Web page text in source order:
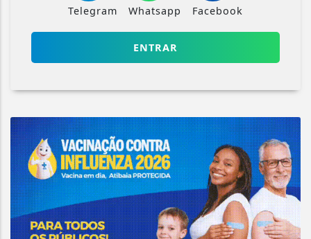
Telegram Whatsapp Facebook
ENTRAR